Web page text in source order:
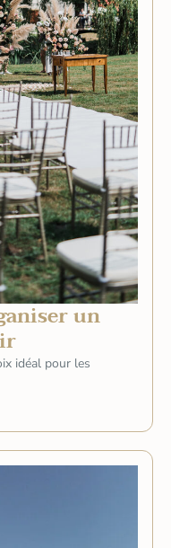
un
idéal pour les